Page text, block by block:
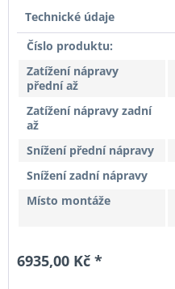
Technické údaje
Číslo produktu:
Zatížení nápravy
přední až
Zatížení nápravy zadní
až
Snížení přední nápravy
Snížení zadní nápravy
Místo montáže
6935,00 Kč *